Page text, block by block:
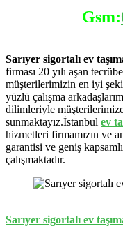
Gsm:
Sarıyer sigortalı ev
firması 20 yılı aşan
müşterilerimizin en iyi
yüzlü çalışma
dilimleriyle
sunmaktayız.İstanbul ev
hizmetleri firmamızın ve
garantisi ve geniş
çalışmaktadır.
Sarıyer sigortalı ev